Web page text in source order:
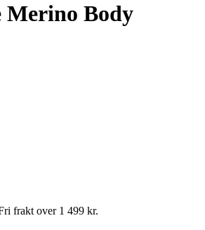
Merino Body
frakt over 1 499 kr.